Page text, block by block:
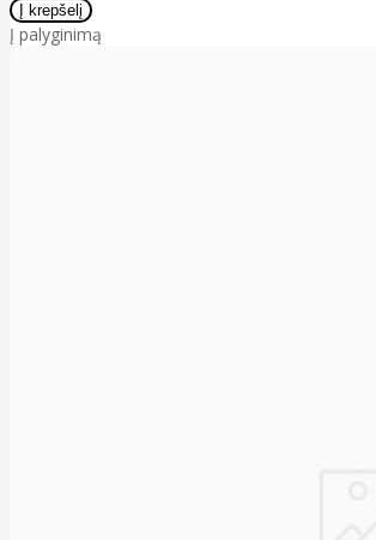
Į palyginimą